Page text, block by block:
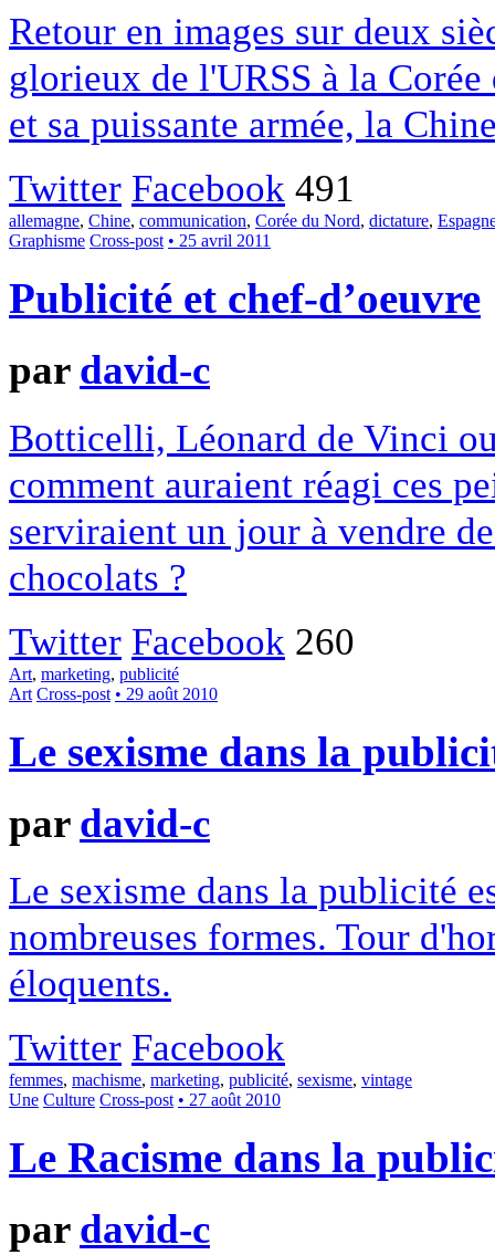
Retour en images sur deux
glorieux de l'URSS à la
et sa puissante armée, la
Twitter Facebook 491
allemagne, Chine, communication, Corée du Nord, dictature,
Graphisme Cross-post • 25 avril 2011
Publicité et chef-d’oeuvre
par david-c
Botticelli, Léonard de Vinci
comment auraient réagi ces
serviraient un jour à vendre
chocolats ?
Twitter Facebook 260
Art, marketing, publicité
Art Cross-post • 29 août 2010
Le sexisme dans la
par david-c
Le sexisme dans la publicité
nombreuses formes. Tour
éloquents.
Twitter Facebook
femmes, machisme, marketing, publicité, sexisme, vintage
Une Culture Cross-post • 27 août 2010
Le Racisme dans la
par david-c